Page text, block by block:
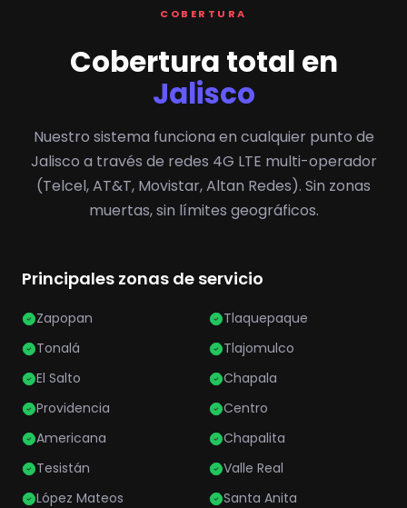
COBERTURA
Cobertura total en
Jalisco
Nuestro sistema funciona en cualquier punto de
Jalisco a través de redes 4G LTE multi-operador
(Telcel, AT&T, Movistar, Altan Redes). Sin zonas
muertas, sin límites geográficos.
Principales zonas de servicio
Zapopan
Tlaquepaque
Tonalá
Tlajomulco
El Salto
Chapala
Providencia
Centro
Americana
Chapalita
Tesistán
Valle Real
López Mateos
Santa Anita